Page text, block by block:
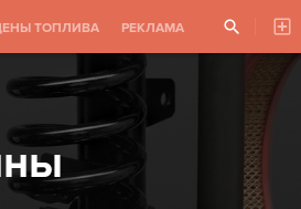
ТОПЛИВА РЕКЛАМА